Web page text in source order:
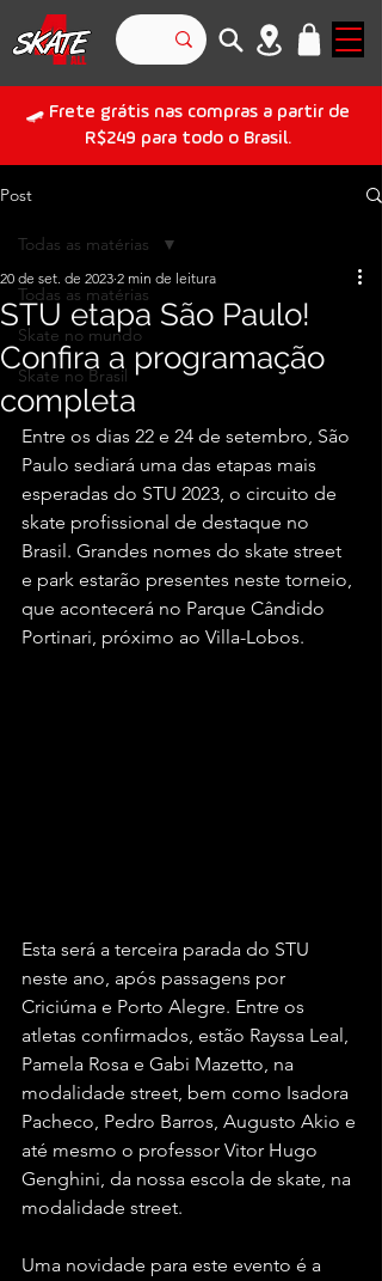
🛹 Frete grátis nas compras a partir de
R$249 para todo o Brasil.
Post
Todas as matérias
Skate no mundo
Skate no Brasil
Todas as matérias
STU etapa São Paulo!
Confira a programação
completa
20 de set. de 2023 2 min de leitura
Entre os dias 22 e 24 de setembro, São
Paulo sediará uma das etapas mais
esperadas do STU 2023, o circuito de
skate profissional de destaque no
Brasil. Grandes nomes do skate street
e park estarão presentes neste torneio,
que acontecerá no Parque Cândido
Portinari, próximo ao Villa-Lobos.
Esta será a terceira parada do STU
neste ano, após passagens por
Criciúma e Porto Alegre. Entre os
atletas confirmados, estão Rayssa Leal,
Pamela Rosa e Gabi Mazetto, na
modalidade street, bem como Isadora
Pacheco, Pedro Barros, Augusto Akio e
até mesmo o professor Vitor Hugo
Genghini, da nossa escola de skate, na
modalidade street.
Uma novidade para este evento é a